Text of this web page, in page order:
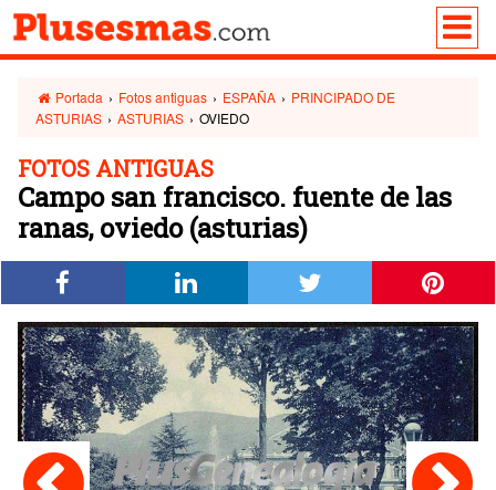
Portada › Fotos antiguas › ESPAÑA › PRINCIPADO DE
ASTURIAS › ASTURIAS › OVIEDO
FOTOS ANTIGUAS
Campo san francisco. fuente de las
ranas, oviedo (asturias)